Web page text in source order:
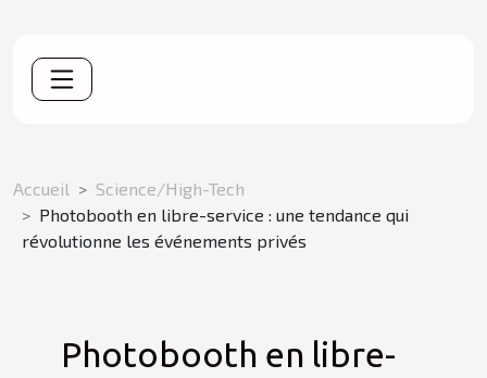
Accueil
Science/High-Tech
Photobooth en libre-service : une tendance qui
révolutionne les événements privés
Photobooth en libre-